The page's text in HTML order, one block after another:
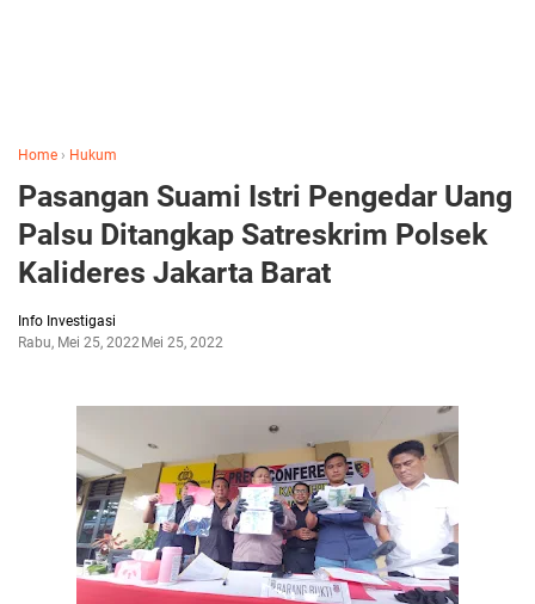
Home › Hukum
Pasangan Suami Istri Pengedar Uang
Palsu Ditangkap Satreskrim Polsek
Kalideres Jakarta Barat
Info Investigasi
Rabu, Mei 25, 2022 Mei 25, 2022